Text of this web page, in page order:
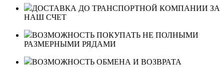
ДОСТАВКА ДО ТРАНСПОРТНОЙ КОМПАНИИ ЗА
НАШ СЧЕТ
ВОЗМОЖНОСТЬ ПОКУПАТЬ НЕ ПОЛНЫМИ
РАЗМЕРНЫМИ РЯДАМИ
ВОЗМОЖНОСТЬ ОБМЕНА И ВОЗВРАТА